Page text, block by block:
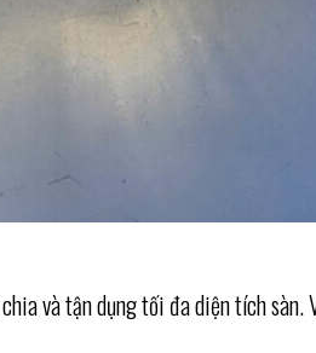
và tận dụng tối đa diện tích